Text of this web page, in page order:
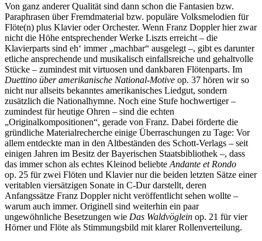
Von ganz anderer Qualität sind dann schon die Fantasien bzw.
Paraphrasen über Fremdmaterial bzw. populäre Volksmelodien für
Flöte(n) plus Klavier oder Orchester. Wenn Franz Doppler hier zwar
nicht die Höhe entsprechender Werke Liszts erreicht – die
Klavierparts sind eh‘ immer „machbar“ ausgelegt –, gibt es darunter
etliche ansprechende und musikalisch einfallsreiche und gehaltvolle
Stücke – zumindest mit virtuosen und dankbaren Flötenparts. Im
Duettino über amerikanische National-Motive op. 37 hören wir so
nicht nur allseits bekanntes amerikanisches Liedgut, sondern
zusätzlich die Nationalhymne. Noch eine Stufe hochwertiger –
zumindest für heutige Ohren – sind die echten
„Originalkompositionen“, gerade von Franz. Dabei förderte die
gründliche Materialrecherche einige Überraschungen zu Tage: Vor
allem entdeckte man in den Altbeständen des Schott-Verlags – seit
einigen Jahren im Besitz der Bayerischen Staatsbibliothek –, dass
das immer schon als echtes Kleinod beliebte Andante et Rondo
op. 25 für zwei Flöten und Klavier nur die beiden letzten Sätze einer
veritablen viersätzigen Sonate in C-Dur darstellt, deren
Anfangssätze Franz Doppler nicht veröffentlicht sehen wollte –
warum auch immer. Originell sind weiterhin ein paar
ungewöhnliche Besetzungen wie Das Waldvöglein op. 21 für vier
Hörner und Flöte als Stimmungsbild mit klarer Rollenverteilung.